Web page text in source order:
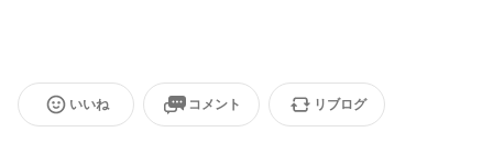
いいね コメント リブログ